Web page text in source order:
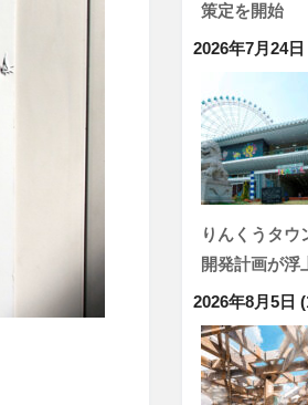
策定を開始
2026年7月24日
りんくうタウ
開発計画が
2026年8月5日